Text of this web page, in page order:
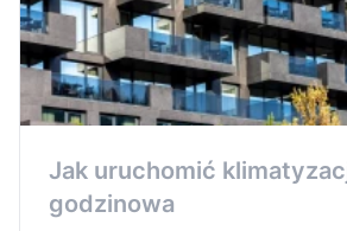
Jak uruchomić
godzinowa